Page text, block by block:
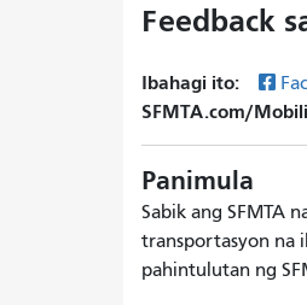
Feedback
Ibahagi ito:
SFMTA.com/
Panimula
Sabik ang SFMTA
transportasyon na
pahintulutan ng